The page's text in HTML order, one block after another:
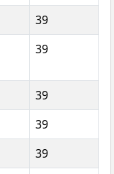
39
39
39
39
39